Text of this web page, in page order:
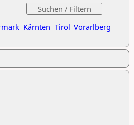
Kärnten Tirol Vorarlberg